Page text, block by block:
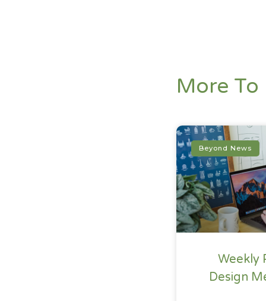
More
Beyond News
Weekly
Design